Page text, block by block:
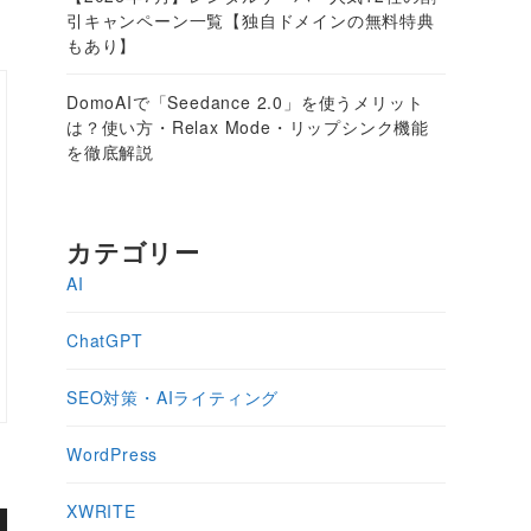
引キャンペーン一覧【独自ドメインの無料特典
もあり】
DomoAIで「Seedance 2.0」を使うメリット
は？使い方・Relax Mode・リップシンク機能
を徹底解説
カテゴリー
AI
ChatGPT
SEO対策・AIライティング
WordPress
XWRITE